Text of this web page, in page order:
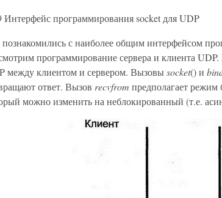
Интерфейс программирования socket для UDP
с наиболее общим интерфейсом
программирование сервера и клиента
между клиентом и сервером. Вызовыsocket() и
ответ. Вызов recvfrom предполагает
можно изменить на неблокированный (т.е.